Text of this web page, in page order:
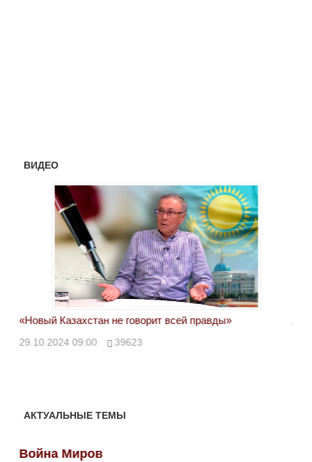
ВИДЕО
«Новый Казахстан не говорит всей правды»
29.10.2024 09:00 39623
АКТУАЛЬНЫЕ ТЕМЫ
Война Миров